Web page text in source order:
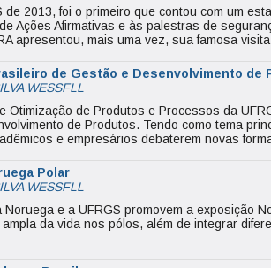
de 2013, foi o primeiro que contou com um
Ações Afirmativas e às palestras de
apresentou, mais uma vez, sua famosa
de Gestão e Desenvolvimento de
WESSFLL
Otimização de Produtos e Processos da
de Produtos. Tendo como tema
e empresários debaterem novas
Polar
WESSFLL
Noruega e a UFRGS promovem a exposição
da vida nos pólos, além de integrar